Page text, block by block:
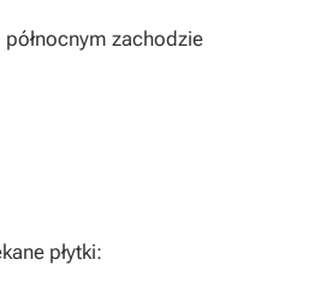
zachodzie
płytki: